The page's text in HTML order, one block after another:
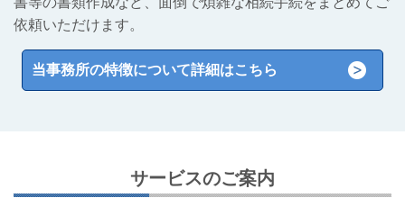
依頼いただけます。
当事務所の特徴について詳細はこちら
サービスのご案内